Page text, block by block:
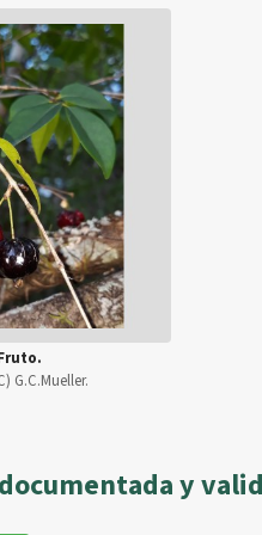
G.C.Mueller.
y